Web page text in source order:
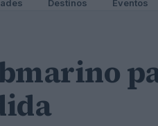
Destinos Eventos